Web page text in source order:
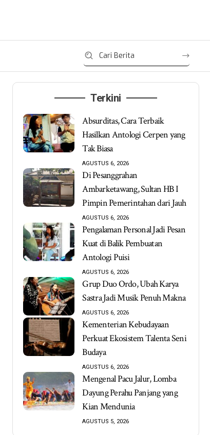
Terkini
Absurditas, Cara Terbaik
Hasilkan Antologi Cerpen yang
Tak Biasa
AGUSTUS 6, 2026
Di Pesanggrahan
Ambarketawang, Sultan HB I
Pimpin Pemerintahan dari Jauh
AGUSTUS 6, 2026
Pengalaman Personal Jadi Pesan
Kuat di Balik Pembuatan
Antologi Puisi
AGUSTUS 6, 2026
Grup Duo Ordo, Ubah Karya
Sastra Jadi Musik Penuh Makna
AGUSTUS 6, 2026
Kementerian Kebudayaan
Perkuat Ekosistem Talenta Seni
Budaya
AGUSTUS 6, 2026
Mengenal Pacu Jalur, Lomba
Dayung Perahu Panjang yang
Kian Mendunia
AGUSTUS 5, 2026